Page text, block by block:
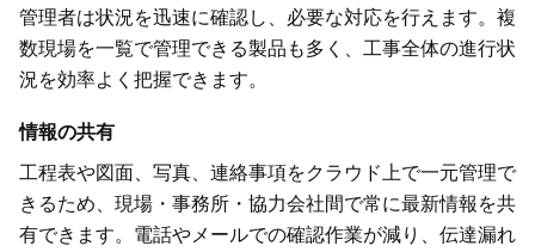
管理者は状況を迅速に確認し、必要な対応を行えます。複
数現場を一覧で管理できる製品も多く、工事全体の進行状
況を効率よく把握できます。
情報の共有
工程表や図面、写真、連絡事項をクラウド上で一元管理で
きるため、現場・事務所・協力会社間で常に最新情報を共
有できます。電話やメールでの確認作業が減り、伝達漏れ